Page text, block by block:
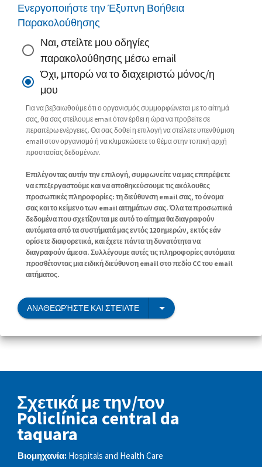
Ενεργοποιήστε την Έξυπνη Βοήθεια
Παρακολούθησης
Ναι, στείλτε μου οδηγίες
παρακολούθησης μέσω email
Όχι, μπορώ να το διαχειριστώ μόνος/η
μου
Για να βεβαιωθούμε ότι ο οργανισμός συμμορφώνεται με το αίτημά
σας, θα σας στείλουμε email όταν έρθει η ώρα να προβείτε σε
περαιτέρω ενέργειες. Θα σας δοθεί η επιλογή να στείλετε υπενθύμιση
email στον οργανισμό ή να κλιμακώσετε το θέμα στην τοπική αρχή
προστασίας δεδομένων.
Επιλέγοντας αυτήν την επιλογή, συμφωνείτε να μας επιτρέψετε
να επεξεργαστούμε και να αποθηκεύσουμε τις ακόλουθες
προσωπικές πληροφορίες: τη διεύθυνση email σας, το όνομα
σας και το κείμενο των email αιτημάτων σας. Όλα τα προσωπικά
δεδομένα που σχετίζονται με αυτό το αίτημα θα διαγραφούν
αυτόματα από τα συστήματά μας εντός 120 ημερών, εκτός εάν
ορίσετε διαφορετικά, και έχετε πάντα τη δυνατότητα να
διαγραφούν άμεσα. Συλλέγουμε αυτές τις πληροφορίες αυτόματα
προσθέτοντας μια ειδική διεύθυνση email στο πεδίο CC του email
αιτήματος.
ΑΝΑΘΕΩΡΉΣΤΕ ΚΑΙ ΣΤΕΊΛΤΕ
Σχετικά με την/τον
Policlínica central da
taquara
Βιομηχανία: Hospitals and Health Care